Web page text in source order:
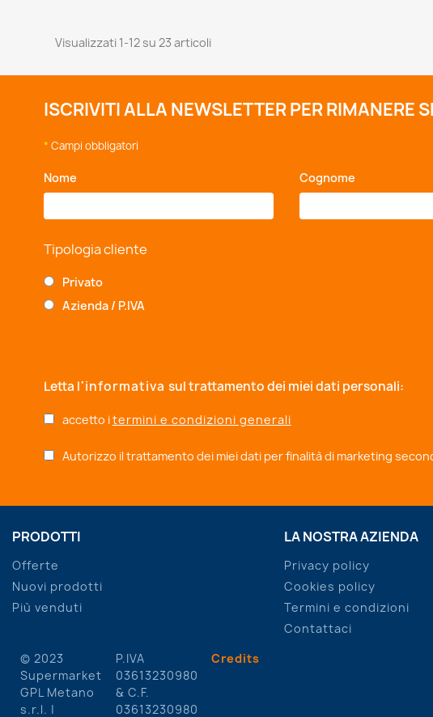
Visualizzati 1-12 su 23 articoli
ISCRIVITI ALLA NEWSLETTER PER RIMANERE
* Campi obbligatori
Nome Cognome
Tipologia cliente
Privato
Azienda / P.IVA
Letta l'informativa sul trattamento dei miei dati personali:
accetto itermini e condizioni generali
Autorizzo il trattamento dei miei dati per finalità di marketing
PRODOTTI
Offerte
Nuovi prodotti
Più venduti
LA NOSTRA AZIENDA
Privacy policy
Cookies policy
Termini e condizioni
Contattaci
© 2023
Supermarket
GPL Metano
s.r.l. |
P.IVA
03613230980
& C.F.
03613230980
Credits